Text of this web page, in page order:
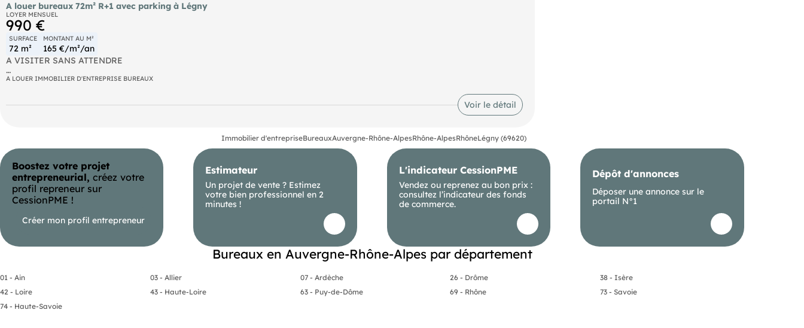
A louer bureaux 72m² R+1 avec parking à Légny
LOYER MENSUEL
990 €
SURFACE
72 m²
MONTANT AU M²
165 €/m²/an
A VISITER SANS ATTENDRE
au 1 er étage d'un immeuble d'activité, bureau de 72 m2 se composant:
- WC normes PMR et dégagement.
2 parkings extérieur dont 1 place pour personne en situation de handicap
- Honoraires : 15% HT à la charge de l'acquéreur (soit 1 782,00 € HT)
A LOUER IMMOBILIER D'ENTREPRISE BUREAUX
Voir le détail
Immobilier d'entrepriseBureauxAuvergne-Rhône-AlpesRhône-AlpesRhôneLégny (69620)
Boostez votre projet
entrepreneurial, créez votre
profil repreneur sur
CessionPME !
Créer mon profil entrepreneur
Estimateur
Un projet de vente ? Estimez
votre bien professionnel en 2
minutes !
L'indicateur CessionPME
Vendez ou reprenez au bon prix :
consultez l’indicateur des fonds
de commerce.
Dépôt d'annonces
Déposer une annonce sur le
portail N°1
Bureaux en Auvergne-Rhône-Alpes par département
01 - Ain 03 - Allier 07 - Ardèche 26 - Drôme
38 - Isère
42 - Loire
43 - Haute-Loire 63 - Puy-de-Dôme 69 - Rhône
73 - Savoie
74 - Haute-Savoie